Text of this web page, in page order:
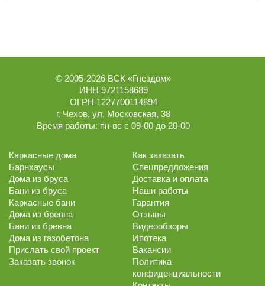
© 2005-2026 ВСК «Гнездом»
ИНН 9721158689
ОГРН 1227700114894
г. Чехов, ул. Московская, 38
Время работы: пн-вс с 09-00 до 20-00
Каркасные дома
Барнхаусы
Дома из бруса
Бани из бруса
Каркасные бани
Дома из бревна
Бани из бревна
Дома из газобетона
Прислать свой проект
Заказать звонок
Как заказать
Спецпредложения
Доставка и оплата
Наши работы
Гарантия
Отзывы
Видеообзоры
Ипотека
Вакансии
Политика
конфиденциальности